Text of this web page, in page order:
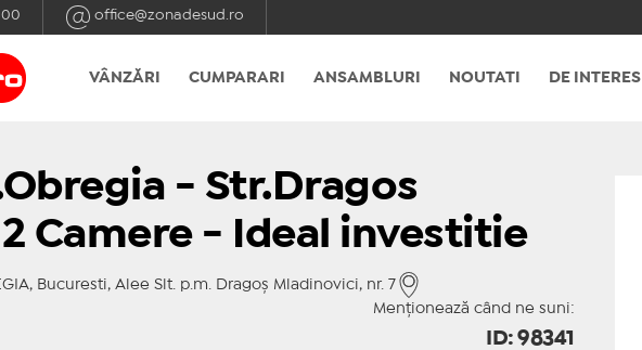
office@zonadesud.ro
VÂNZĂRI CUMPARARI ANSAMBLURI NOUTATI DE INTERES
- Str.Dragos
Camere - Ideal investitie
Bucuresti, Alee Slt. p.m. Dragoş Mladinovici, nr. 7
Menționează când ne suni:
ID: 98341